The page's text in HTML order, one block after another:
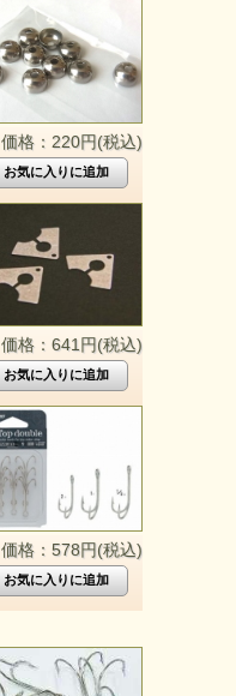
価格：220円(税込)
価格：641円(税込)
価格：578円(税込)